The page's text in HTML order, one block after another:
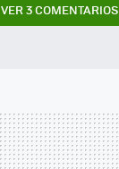
VER3 COMENTARIOS